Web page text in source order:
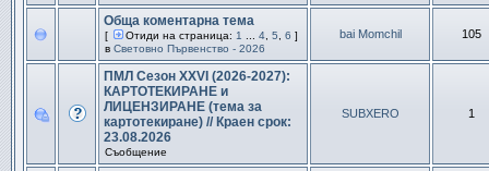
Обща коментарна тема
[ Отиди на страница: 1 4 5 6 ]
в Световно Първенство - 2026
bai Momchil 105
ПМЛ Сезон XXVI (2026-2027):
КАРТОТЕКИРАНЕ и
ЛИЦЕНЗИРАНЕ (тема за
картотекиране) // Краен срок:
23.08.2026
Съобщение
SUBXERO 1